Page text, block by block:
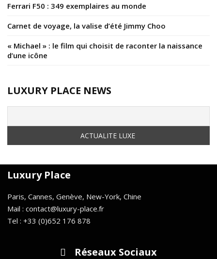
Ferrari F50 : 349 exemplaires au monde
Carnet de voyage, la valise d’été Jimmy Choo
« Michael » : le film qui choisit de raconter la naissance
d’une icône
LUXURY PLACE NEWS
Luxury Place
Paris, Cannes, Genève, New-York, Chine
Mail : contact@luxury-place.fr
Tel : +33 (0)652 176 878
Réseaux Sociaux